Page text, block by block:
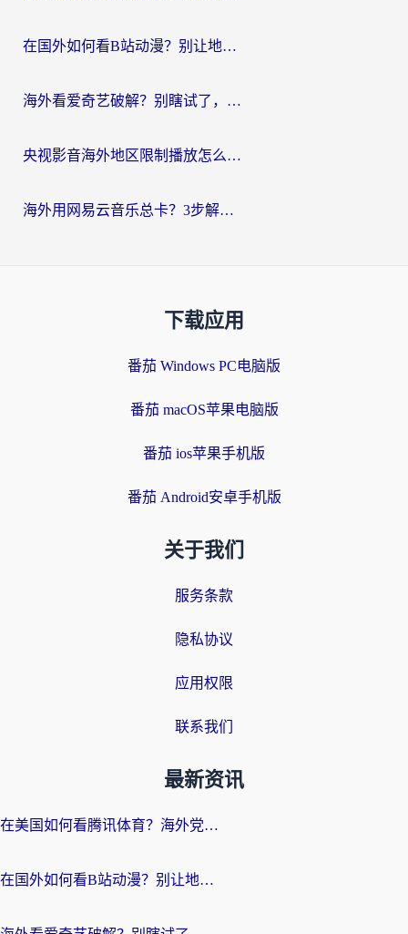
在国外如何看B站动漫？别让地区限制打断你的追番节奏
海外看爱奇艺破解？别瞎试了，这才是留学生华人追剧看球的正确打开方式
央视影音海外地区限制播放怎么办？海外党亲测有效的回国加速指南
海外用网易云音乐总卡？3步解决版权限制+卡顿，还能听喜马拉雅！
下载应用
番茄 Windows PC电脑版
番茄 macOS苹果电脑版
番茄 ios苹果手机版
番茄 Android安卓手机版
关于我们
服务条款
隐私协议
应用权限
联系我们
最新资讯
在美国如何看腾讯体育？海外党解锁NBA欧洲杯直播的终极攻略
在国外如何看B站动漫？别让地区限制打断你的追番节奏